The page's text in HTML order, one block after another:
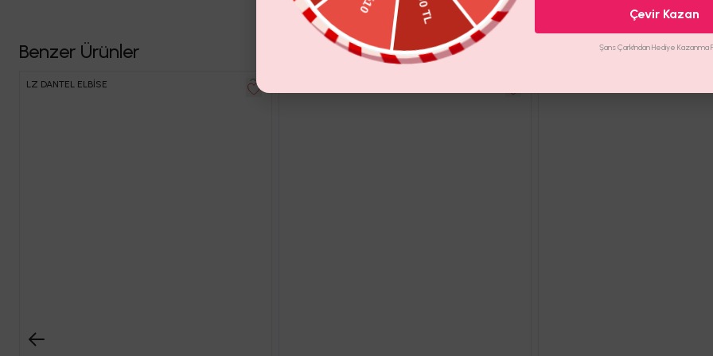
İade Koşulları
Benzer Ürünler
LZ DANTEL ELBİSE
Çevir Kazan
Şans Çarkı'ndan Hediye Kazanma